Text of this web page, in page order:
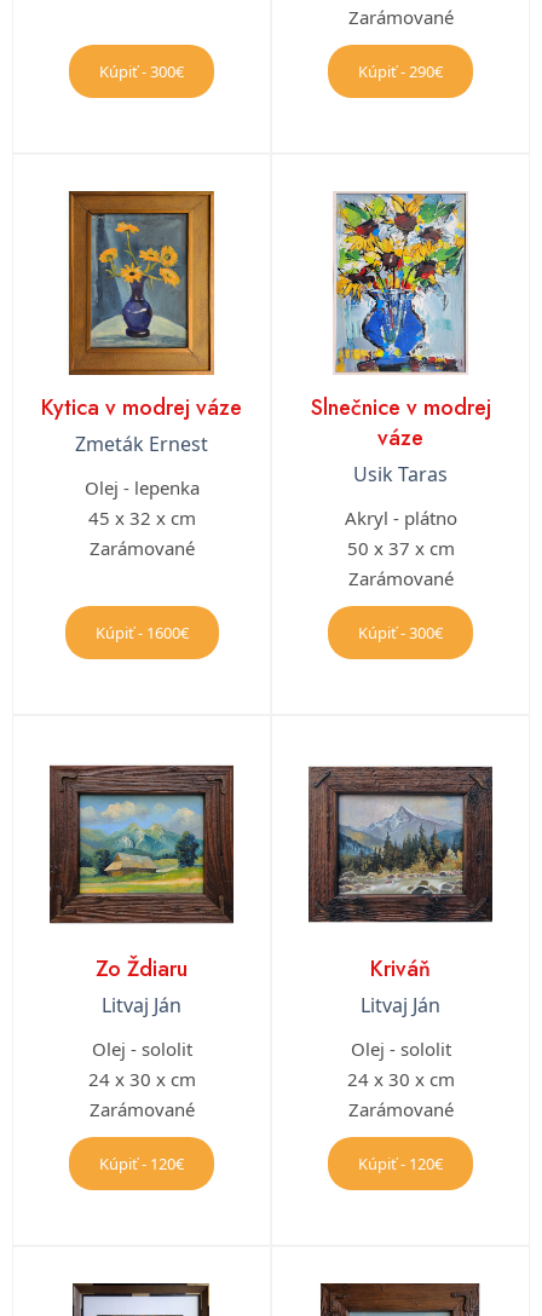
Kúpiť - 300€
Zarámované
Kúpiť - 290€
Kytica v modrej váze
Zmeták Ernest
Olej - lepenka
45 x 32 x cm
Zarámované
Kúpiť - 1600€
Slnečnice v modrej
váze
Usik Taras
Akryl - plátno
50 x 37 x cm
Zarámované
Kúpiť - 300€
Zo Ždiaru
Litvaj Ján
Olej - sololit
24 x 30 x cm
Zarámované
Kúpiť - 120€
Kriváň
Litvaj Ján
Olej - sololit
24 x 30 x cm
Zarámované
Kúpiť - 120€